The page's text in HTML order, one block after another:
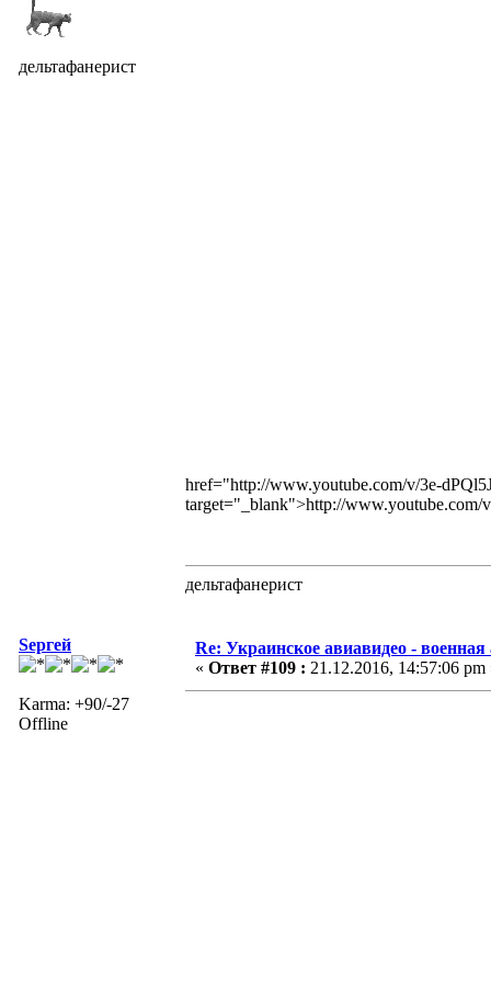
дельтафанерист
href="http://www.youtube.com/v/3e-
target="_blank">http://www.youtube.com/
дельтафанерист
Sергей
Karma: +90/-27
Offline
Re: Украинское авиавидео -
« Ответ #109 : 21.12.2016, 14:57:06 pm